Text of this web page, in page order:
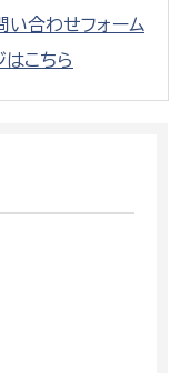
い合わせフォーム
はこちら